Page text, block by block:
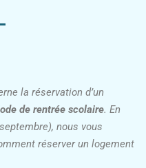
la réservation d’un
de rentrée scolaire. En
nous vous
réserver un logement